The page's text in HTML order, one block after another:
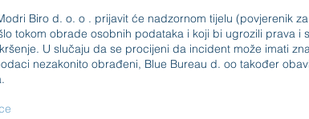
Biro d. o. o . prijavit će nadzornom tijelu (povjerenik
tokom obrade osobnih podataka i koji bi ugrozili prava i
U slučaju da se procijeni da incident može imati
nezakonito obrađeni, Blue Bureau d. oo također